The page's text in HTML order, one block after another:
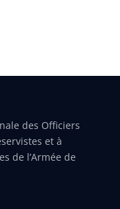
des Officiers
et à
de l’Armée de